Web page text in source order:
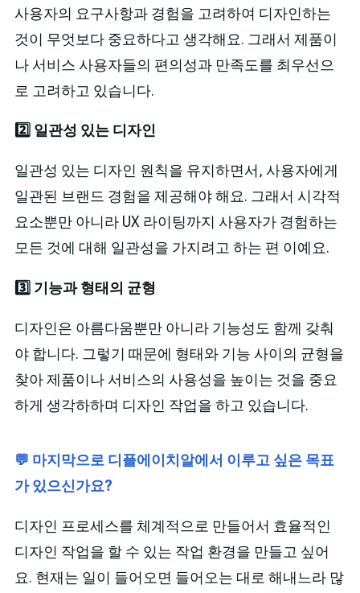
사용자의 요구사항과 경험을 고려하여 디자인하는
것이 무엇보다 중요하다고 생각해요. 그래서 제품이
나 서비스 사용자들의 편의성과 만족도를 최우선으
로 고려하고 있습니다.
2️⃣ 일관성 있는 디자인
일관성 있는 디자인 원칙을 유지하면서, 사용자에게
일관된 브랜드 경험을 제공해야 해요. 그래서 시각적
요소뿐만 아니라 UX 라이팅까지 사용자가 경험하는
모든 것에 대해 일관성을 가지려고 하는 편 이예요.
3️⃣ 기능과 형태의 균형
디자인은 아름다움뿐만 아니라 기능성도 함께 갖춰
야 합니다. 그렇기 때문에 형태와 기능 사이의 균형을
찾아 제품이나 서비스의 사용성을 높이는 것을 중요
하게 생각하하며 디자인 작업을 하고 있습니다.
💬 마지막으로 디플에이치알에서 이루고 싶은 목표
가 있으신가요?
디자인 프로세스를 체계적으로 만들어서 효율적인
디자인 작업을 할 수 있는 작업 환경을 만들고 싶어
요. 현재는 일이 들어오면 들어오는 대로 해내느라 많